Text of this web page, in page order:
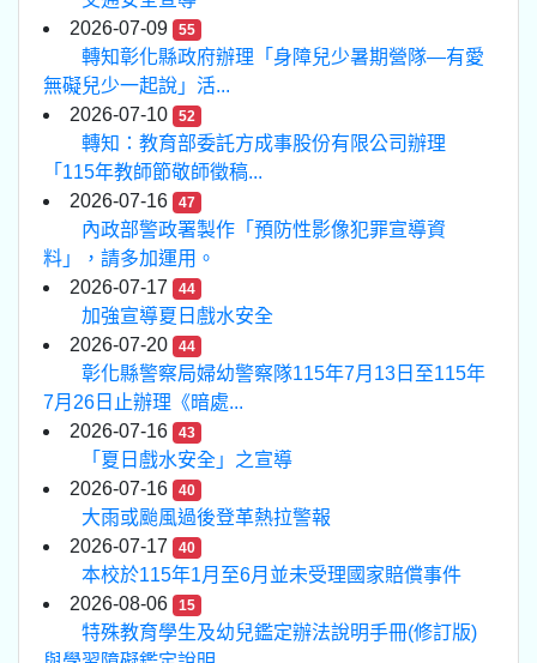
2026-07-09
55
轉知彰化縣政府辦理「身障兒少暑期營隊—有愛
無礙兒少一起說」活...
2026-07-10
52
轉知：教育部委託方成事股份有限公司辦理
「115年教師節敬師徵稿...
2026-07-16
47
內政部警政署製作「預防性影像犯罪宣導資
料」，請多加運用。
2026-07-17
44
加強宣導夏日戲水安全
2026-07-20
44
彰化縣警察局婦幼警察隊115年7月13日至115年
7月26日止辦理《暗處...
2026-07-16
43
「夏日戲水安全」之宣導
2026-07-16
40
大雨或颱風過後登革熱拉警報
2026-07-17
40
本校於115年1月至6月並未受理國家賠償事件
2026-08-06
15
特殊教育學生及幼兒鑑定辦法說明手冊(修訂版)